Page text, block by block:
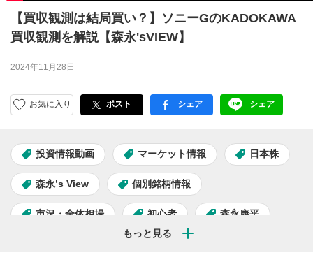
【買収観測は結局買い？】ソニーGのKADOKAWA
買収観測を解説【森永'sVIEW】
2024年11月28日
お気に入り ポスト facebook
シェア LINE
シェア
投資情報動画 マーケット情報 日本株
森永’s View 個別銘柄情報
市況・全体相場 初心者 森永康平